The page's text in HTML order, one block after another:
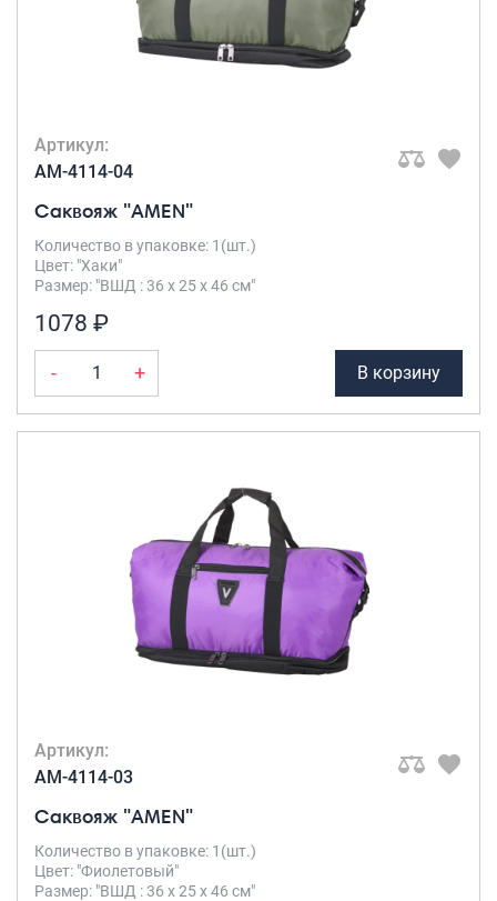
Артикул:
AM-4114-04
Саквояж "AMEN"
Количество в упаковке: 1(шт.)
Цвет: "Хаки"
Размер: "ВШД : 36 х 25 х 46 см"
1078 ₽
- + В корзину
Артикул:
AM-4114-03
Саквояж "AMEN"
Количество в упаковке: 1(шт.)
Цвет: "Фиолетовый"
Размер: "ВШД : 36 х 25 х 46 см"